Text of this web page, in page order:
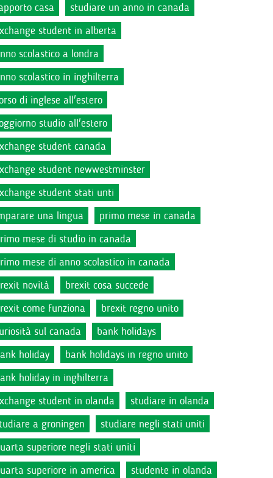
casa
studiare un anno in canada
student in alberta
scolastico a londra
scolastico in inghilterra
di inglese all'estero
studio all'estero
student canada
student newwestminster
student stati unti
una lingua
primo mese in canada
mese di studio in canada
mese di anno scolastico in canada
novità
brexit cosa succede
come funziona
brexit regno unito
sul canada
bank holidays
holiday
bank holidays in regno unito
holiday in inghilterra
student in olanda
studiare in olanda
a groningen
studiare negli stati uniti
superiore negli stati uniti
superiore in america
studente in olanda